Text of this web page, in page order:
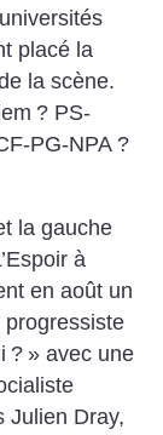
universités
placé la
la scène.
? PS-
PG-NPA ?
la gauche
à
en août un
? » avec une
Julien Dray,